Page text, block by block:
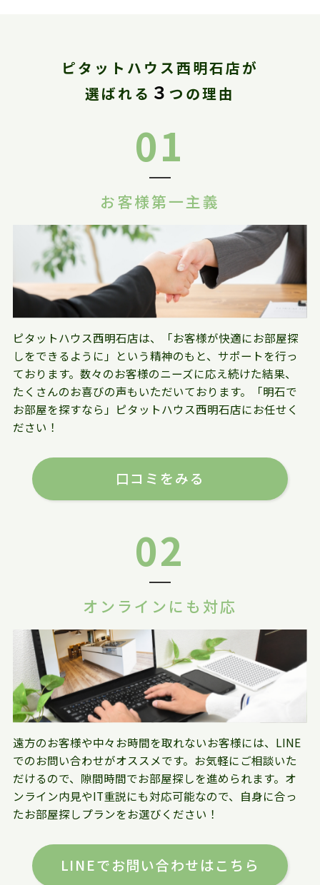
ピタットハウス西明石店が
選ばれる ３ つの理由
01
お客様第一主義
ピタットハウス西明石店は、「お客様が快適にお部屋探
しをできるように」という精神のもと、サポートを行っ
ております。数々のお客様のニーズに応え続けた結果、
たくさんのお喜びの声もいただいております。「明石で
お部屋を探すなら」ピタットハウス西明石店にお任せく
ださい！
口コミをみる
02
オンラインにも対応
遠方のお客様や中々お時間を取れないお客様には、LINE
でのお問い合わせがオススメです。お気軽にご相談いた
だけるので、隙間時間でお部屋探しを進められます。オ
ンライン内見やIT重説にも対応可能なので、自身に合っ
たお部屋探しプランをお選びください！
LINEでお問い合わせはこちら